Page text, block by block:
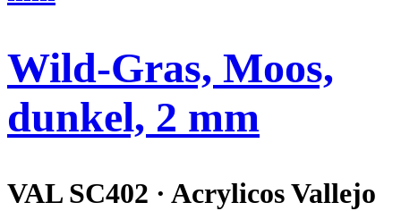
Wild-Gras, Moos,
dunkel, 2 mm
VAL SC402 · Acrylicos Vallejo